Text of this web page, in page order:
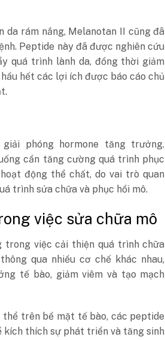
da rám nắng, Melanotan II cũng đã
Peptide này đã được nghiên cứu
quá trình lành da, đồng thời giảm
hết các lợi ích được báo cáo chủ
phóng hormone tăng trưởng.
cần tăng cường quá trình phục
động thể chất, do vai trò quan
trình sửa chữa và phục hồi mô.
việc sửa chữa mô
việc cải thiện quá trình chữa
qua nhiều cơ chế khác nhau,
tế bào, giảm viêm và tạo mạch
trên bề mặt tế bào, các peptide
kích thích sự phát triển và tăng sinh